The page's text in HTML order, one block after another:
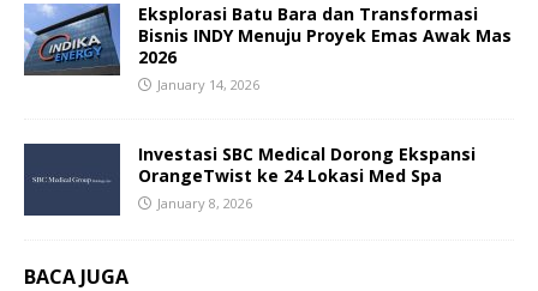
Eksplorasi Batu Bara dan Transformasi
Bisnis INDY Menuju Proyek Emas Awak Mas
2026
January 14, 2026
Investasi SBC Medical Dorong Ekspansi
OrangeTwist ke 24 Lokasi Med Spa
January 8, 2026
BACA JUGA